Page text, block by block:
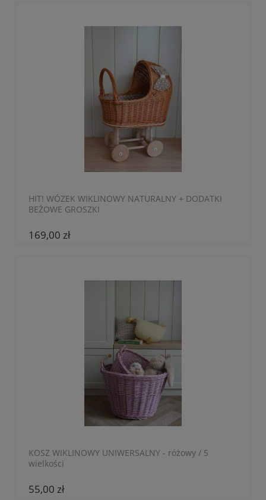
HIT! WÓZEK WIKLINOWY NATURALNY + DODATKI
BEŻOWE GROSZKI
169,00 zł
KOSZ WIKLINOWY UNIWERSALNY - różowy / 5
wielkości
55,00 zł